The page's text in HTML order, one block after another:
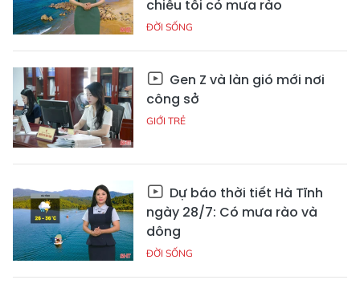
chiều tối có mưa rào
ĐỜI SỐNG
Gen Z và làn gió mới nơi
công sở
GIỚI TRẺ
Dự báo thời tiết Hà Tĩnh
ngày 28/7: Có mưa rào và
dông
ĐỜI SỐNG